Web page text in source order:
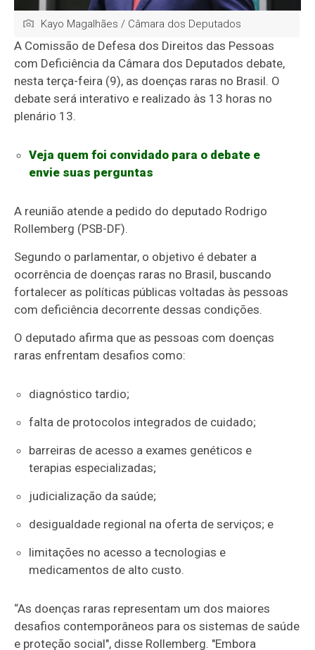
Kayo Magalhães / Câmara dos Deputados
A Comissão de Defesa dos Direitos das Pessoas
com Deficiência da Câmara dos Deputados debate,
nesta terça-feira (9), as doenças raras no Brasil. O
debate será interativo e realizado às 13 horas no
plenário 13.
Veja quem foi convidado para o debate e
envie suas perguntas
A reunião atende a pedido do deputado Rodrigo
Rollemberg (PSB-DF).
Segundo o parlamentar, o objetivo é debater a
ocorrência de doenças raras no Brasil, buscando
fortalecer as políticas públicas voltadas às pessoas
com deficiência decorrente dessas condições.
O deputado afirma que as pessoas com doenças
raras enfrentam desafios como:
diagnóstico tardio;
falta de protocolos integrados de cuidado;
barreiras de acesso a exames genéticos e
terapias especializadas;
judicialização da saúde;
desigualdade regional na oferta de serviços; e
limitações no acesso a tecnologias e
medicamentos de alto custo.
“As doenças raras representam um dos maiores
desafios contemporâneos para os sistemas de saúde
e proteção social", disse Rollemberg. "Embora